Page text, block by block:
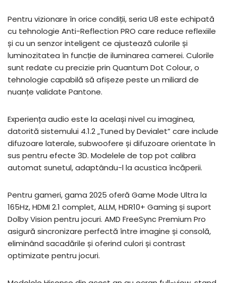
Pentru vizionare în orice condiții, seria U8 este echipată
cu tehnologie Anti-Reflection PRO care reduce reflexiile
și cu un senzor inteligent ce ajustează culorile și
luminozitatea în funcție de iluminarea camerei. Culorile
sunt redate cu precizie prin Quantum Dot Colour, o
tehnologie capabilă să afișeze peste un miliard de
nuanțe validate Pantone.
Experiența audio este la același nivel cu imaginea,
datorită sistemului 4.1.2 „Tuned by Devialet” care include
difuzoare laterale, subwoofere și difuzoare orientate în
sus pentru efecte 3D. Modelele de top pot calibra
automat sunetul, adaptându-l la acustica încăperii.
Pentru gameri, gama 2025 oferă Game Mode Ultra la
165Hz, HDMI 2.1 complet, ALLM, HDR10+ Gaming și suport
Dolby Vision pentru jocuri. AMD FreeSync Premium Pro
asigură sincronizare perfectă între imagine și consolă,
eliminând sacadările și oferind culori și contrast
optimizate pentru jocuri.